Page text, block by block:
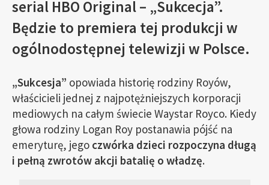
serial HBO Original – „Sukcecja”.
Będzie to premiera tej produkcji w
ogólnodostępnej telewizji w Polsce.
„Sukcesja” opowiada historię rodziny Royów,
właścicieli jednej z najpotężniejszych korporacji
mediowych na całym świecie Waystar Royco. Kiedy
głowa rodziny Logan Roy postanawia pójść na
emeryturę, jego czwórka dzieci rozpoczyna długą
i pełną zwrotów akcji batalię o władzę.